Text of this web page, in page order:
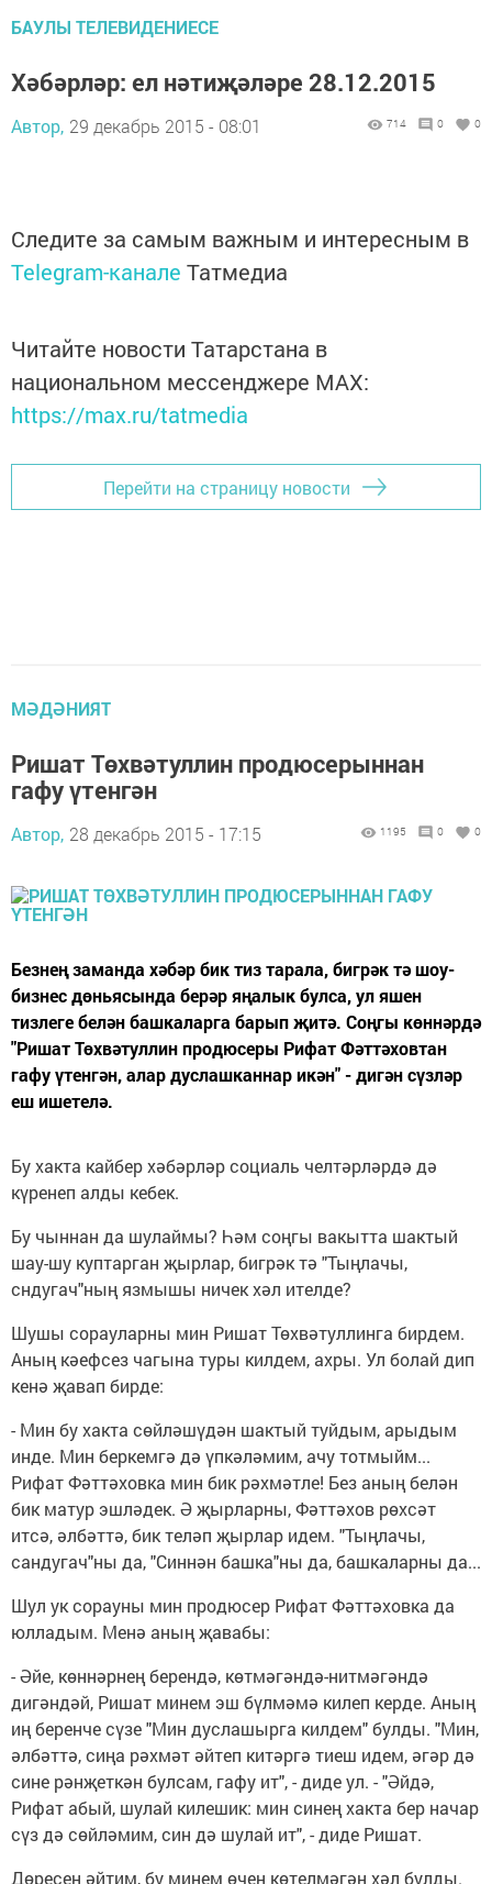
БАУЛЫ ТЕЛЕВИДЕНИЕСЕ
Хәбәрләр: ел нәтиҗәләре 28.12.2015
Автор, 29 декабрь 2015 - 08:01 714 0 0
Следите за самым важным и интересным в
Telegram-канале Татмедиа
Читайте новости Татарстана в
национальном мессенджере MАХ:
https://max.ru/tatmedia
Перейти на страницу новости
МӘДӘНИЯТ
Ришат Төхвәтуллин продюсерыннан
гафу үтенгән
Автор, 28 декабрь 2015 - 17:15 1195 0 0
Безнең заманда хәбәр бик тиз тарала, бигрәк тә шоу-
бизнес дөньясында берәр яңалык булса, ул яшен
тизлеге белән башкаларга барып җитә. Соңгы көннәрдә
"Ришат Төхвәтуллин продюсеры Рифат Фәттәховтан
гафу үтенгән, алар дуслашканнар икән" - дигән сүзләр
еш ишетелә.
Бу хакта кайбер хәбәрләр социаль челтәрләрдә дә
күренеп алды кебек.
Бу чыннан да шулаймы? Һәм соңгы вакытта шактый
шау-шу куптарган җырлар, бигрәк тә "Тыңлачы,
сндугач"ның язмышы ничек хәл ителде?
Шушы сорауларны мин Ришат Төхвәтуллинга бирдем.
Аның кәефсез чагына туры килдем, ахры. Ул болай дип
кенә җавап бирде:
- Мин бу хакта сөйләшүдән шактый туйдым, арыдым
инде. Мин беркемгә дә үпкәләмим, ачу тотмыйм...
Рифат Фәттәховка мин бик рәхмәтле! Без аның белән
бик матур эшләдек. Ә җырларны, Фәттәхов рөхсәт
итсә, әлбәттә, бик теләп җырлар идем. "Тыңлачы,
сандугач"ны да, "Синнән башка"ны да, башкаларны да...
Шул ук сорауны мин продюсер Рифат Фәттәховка да
юлладым. Менә аның җавабы:
- Әйе, көннәрнең берендә, көтмәгәндә-нитмәгәндә
дигәндәй, Ришат минем эш бүлмәмә килеп керде. Аның
иң беренче сүзе "Мин дуслашырга килдем" булды. "Мин,
әлбәттә, сиңа рәхмәт әйтеп китәргә тиеш идем, әгәр дә
сине рәнҗеткән булсам, гафу ит", - диде ул. - "Әйдә,
Рифат абый, шулай килешик: мин синең хакта бер начар
сүз дә сөйләмим, син дә шулай ит", - диде Ришат.
Дөресен әйтим, бу минем өчен көтелмәгән хәл булды.